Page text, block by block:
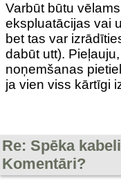
Varbūt būtu
ekspluatācijas vai
bet tas var
dabūt utt).
noņemšanas
ja vien viss kārtīgi
Re: Spēka
Komentāri?